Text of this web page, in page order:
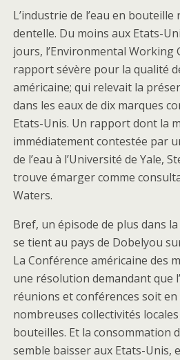
L’industrie de l’eau en
dentelle. Du moins aux Etats-
jours, l’Environmental
rapport sévère pour la qualité
américaine; qui relevait la
dans les eaux de dix marques
Etats-Unis. Un rapport dont la
immédiatement contestée par
de l’eau à l’Université de Yale,
trouve émarger comme
Waters.
Bref, un épisode de plus dans
se tient au pays de Dobelyou
La Conférence américaine des
une résolution demandant que
réunions et conférences soit en
nombreuses collectivités
bouteilles. Et la consommation
semble baisser aux Etats-Unis,